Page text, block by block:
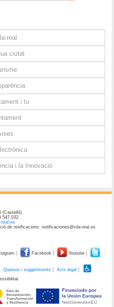
real
ciutat
i tu
i la Innovació
(Castelló)
547 032
real.es
de notificacions: notificaciones@vila-real.es
Facebook Youtube
Queixes i suggeriments
Avís legal